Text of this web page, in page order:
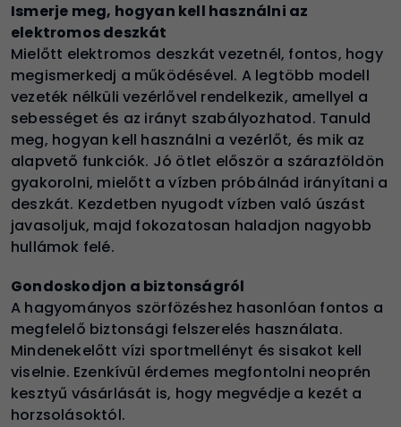
Ismerje meg, hogyan kell használni az
elektromos deszkát
Mielőtt elektromos deszkát vezetnél, fontos, hogy
megismerkedj a működésével. A legtöbb modell
vezeték nélküli vezérlővel rendelkezik, amellyel a
sebességet és az irányt szabályozhatod. Tanuld
meg, hogyan kell használni a vezérlőt, és mik az
alapvető funkciók. Jó ötlet először a szárazföldön
gyakorolni, mielőtt a vízben próbálnád irányítani a
deszkát. Kezdetben nyugodt vízben való úszást
javasoljuk, majd fokozatosan haladjon nagyobb
hullámok felé.
Gondoskodjon a biztonságról
A hagyományos szörfözéshez hasonlóan fontos a
megfelelő biztonsági felszerelés használata.
Mindenekelőtt vízi sportmellényt és sisakot kell
viselnie. Ezenkívül érdemes megfontolni neoprén
kesztyű vásárlását is, hogy megvédje a kezét a
horzsolásoktól.